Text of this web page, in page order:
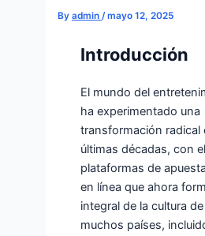
By admin /mayo 12, 2025
Introducción
El mundo del
ha experimentado una
transformación radical
últimas décadas, con
plataformas de
en línea que ahora
integral de la cultura
muchos países,